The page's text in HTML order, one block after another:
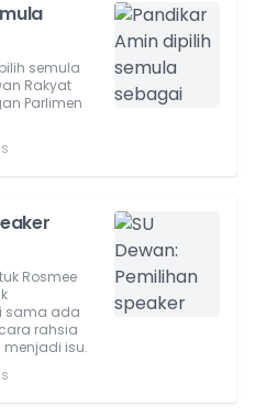
semula
Rakyat
Parlimen
Rosmee
sama ada
rahsia
menjadi isu.